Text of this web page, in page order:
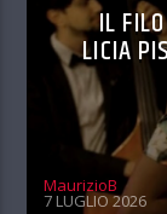
IL
LICIA
MaurizioB
7 LUGLIO 2026